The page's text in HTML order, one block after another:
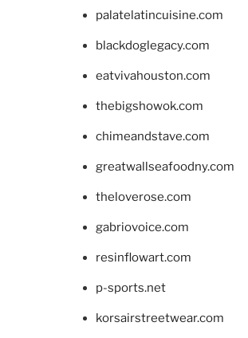
palatelatincuisine.com
blackdoglegacy.com
eatvivahouston.com
thebigshowok.com
chimeandstave.com
greatwallseafoodny.com
theloverose.com
gabriovoice.com
resinflowart.com
p-sports.net
korsairstreetwear.com